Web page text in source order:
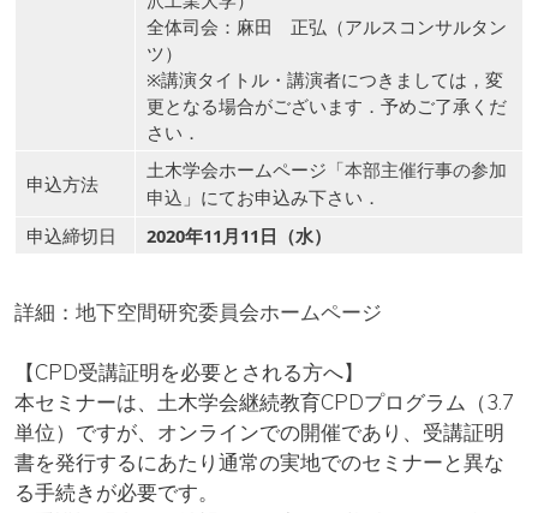
全体司会：麻田 正弘（アルスコンサルタン
ツ）
※講演タイトル・講演者につきましては，変
更となる場合がございます．予めご了承くだ
さい．
申込方法
土木学会ホームページ「本部主催行事の参加
申込 」にてお申込み下さい．
申込締切日
2020年11月11日（水）
詳細： 地下空間研究委員会ホームページ
【CPD受講証明を必要とされる方へ】
本セミナーは、土木学会継続教育CPDプログラム（3.7
単位）ですが、オンラインでの開催であり、受講証明
書を発行するにあたり通常の実地でのセミナーと異な
る手続きが必要です。